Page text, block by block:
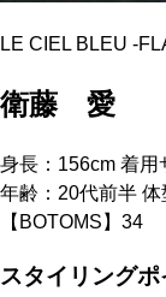
LE CIEL BLEU -
衛藤 愛
身長：156cm 着
年齢：20代前半
【BOTOMS】34
スタイリングポ